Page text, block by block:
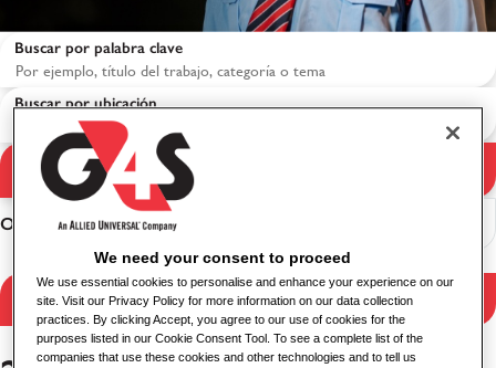
Resultados de búsqueda
Buscar por palabra clave
Buscar por ubicación
Ordenar
Filtrar resultados
We need your consent to proceed
We use essential cookies to personalise and enhance your experience on our
site. Visit our Privacy Policy for more information on our data collection
practices. By clicking Accept, you agree to our use of cookies for the
purposes listed in our Cookie Consent Tool. To see a complete list of the
companies that use these cookies and other technologies and to tell us